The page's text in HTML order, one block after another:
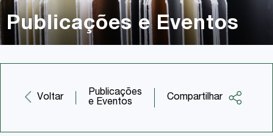
Publicações e Eventos
Voltar
Publicações
e Eventos
Compartilhar